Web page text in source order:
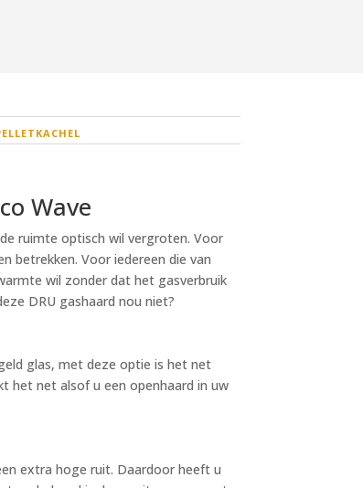
Wave
ruimte optisch wil vergroten. Voor
betrekken. Voor iedereen die van
wil zonder dat het gasverbruik
DRU gashaard nou niet?
glas, met deze optie is het net
het net alsof u een openhaard in uw
extra hoge ruit. Daardoor heeft u